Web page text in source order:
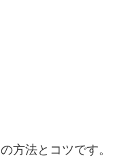
方法とコツです。